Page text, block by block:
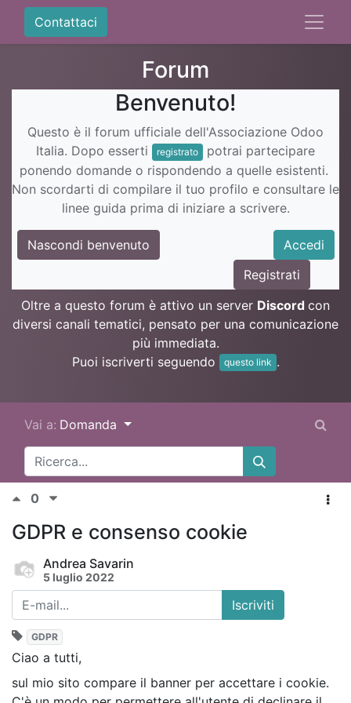
Contattaci
Forum
Benvenuto!
Questo è il forum ufficiale dell'Associazione Odoo
Italia. Dopo esserti
registrato
potrai partecipare
ponendo domande o rispondendo a quelle esistenti.
Non scordarti di compilare il tuo profilo e consultare le
linee guida prima di iniziare a scrivere.
Nascondi benvenuto
Accedi
Registrati
Oltre a questo forum è attivo un server Discord con
diversi canali tematici, pensato per una comunicazione
più immediata.
Puoi iscriverti seguendo
questo link .
Vai a: Domanda
0
GDPR e consenso cookie
Andrea Savarin
5 luglio 2022
Iscriviti
GDPR
Ciao a tutti,
sul mio sito compare il banner per accettare i cookie.